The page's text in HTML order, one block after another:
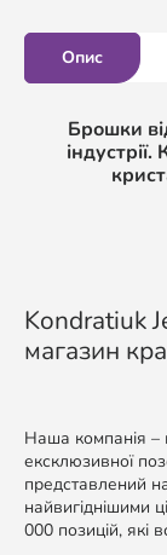
Опис
Брошки
Kondratiuk
магазин
Наша компанія –
ексклюзивної
представлений
найвигіднішими
000 позицій, які